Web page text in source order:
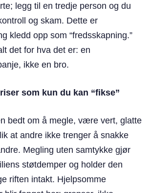
legg til en tredje person og du
og skam. Dette er
kledd opp som “fredsskapning.”
det for hva det er: en
ikke en bro.
som kun du kan “fikse”
bedt om å megle, være vert, glatte
at andre ikke trenger å snakke
Megling uten samtykke gjør
støtdemper og holder den
riften intakt. Hjelpsomme